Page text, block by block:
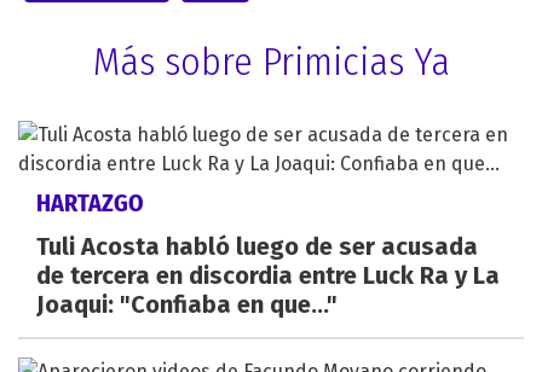
Más sobre Primicias Ya
HARTAZGO
Tuli Acosta habló luego de ser acusada
de tercera en discordia entre Luck Ra y La
Joaqui: "Confiaba en que..."